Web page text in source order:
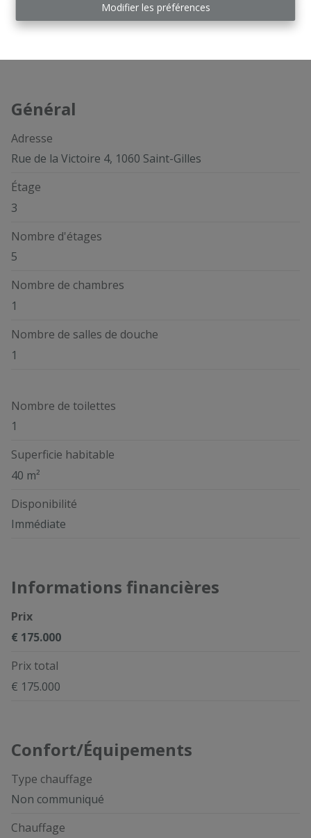
Modifier les préférences
Général
Adresse
Rue de la Victoire 4, 1060 Saint-Gilles
Étage
3
Nombre d'étages
5
Nombre de chambres
1
Nombre de salles de douche
1
Nombre de toilettes
1
Superficie habitable
40 m²
Disponibilité
Immédiate
Informations financières
Prix
€ 175.000
Prix total
€ 175.000
Confort/Équipements
Type chauffage
Non communiqué
Chauffage